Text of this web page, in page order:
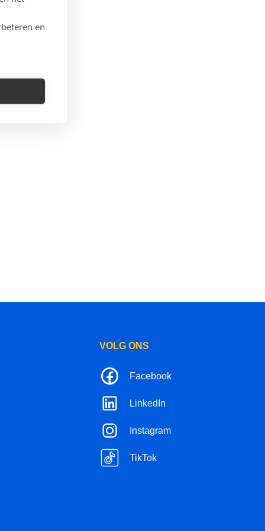
en
VOLG ONS
Facebook
LinkedIn
Instagram
TikTok